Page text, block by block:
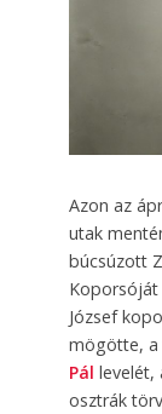
Azon az
utak
búcsúzott
Koporsóját
József
mögötte, a
Pál levelét,
osztrák